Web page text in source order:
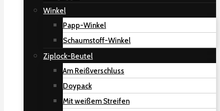
Winkel
Papp-Winkel
Schaumstoff-Winkel
Ziplock-Beutel
Am Reißverschluss
Doypack
Mit weißem Streifen